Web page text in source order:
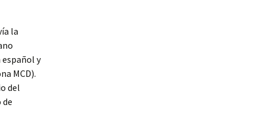
la
y
MCD).
del